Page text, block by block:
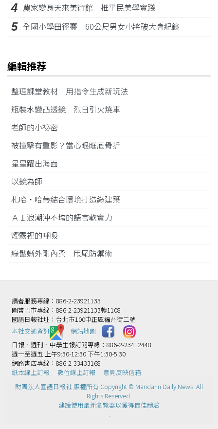
4 農家變身天來美術館 推平民美學實踐
5 全國小學田徑賽 60公尺男女小將破大會紀錄
編輯推荐
整理課堂教材 用指令生成新玩法
瓶裝水變凸透鏡 烈日引火燒車
老師的小祕密
被撞擊有重影？當心眼眶底骨折
星星躍出海面
以鏡為師
札哈‧哈蒂結合環境打造綠建築
ＡＩ浪潮沖不垮的語言軟實力
煙霧裡的呼吸
綠鬣蜥外剛內柔 甩尾防禦術
讀者服務專線：886-2-23921133
圖書門市專線：886-2-23921133轉1108
國語日報社址：台北市100中正區福州街二號
本社交通資訊️
網站地圖
日報、週刊、中學生報訂閱專線：886-2-23412448
週一至週五 上午9:30-12:30 下午1:30-5:30
網路書店專線：886-2-33433168
紙本線上訂報
數位線上訂報
意見反映信箱
財團法人國語日報社 版權所有 Copyright © Mandarin Daily News. All
Rights Reserved.
建議使用最新瀏覽器以獲得最佳體驗
.